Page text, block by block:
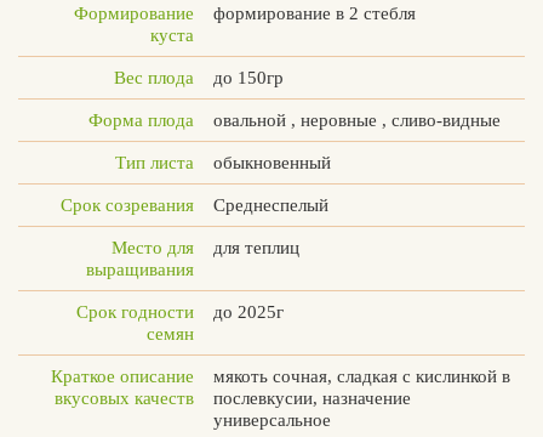
Формирование
куста
формирование в 2 стебля
Вес плода до 150гр
Форма плода овальной , неровные , сливо-видные
Тип листа обыкновенный
Срок созревания Среднеспелый
Место для
выращивания
для теплиц
Срок годности
семян
до 2025г
Краткое описание
вкусовых качеств
мякоть сочная, сладкая с кислинкой в
послевкусии, назначение
универсальное